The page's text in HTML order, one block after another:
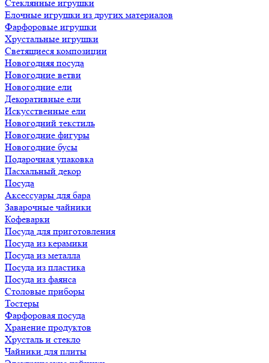
Стеклянные игрушки
Елочные игрушки из других материалов
Фарфоровые игрушки
Хрустальные игрушки
Светящиеся композиции
Новогодняя посуда
Новогодние ветви
Новогодние ели
Декоративные ели
Искусственные ели
Новогодний текстиль
Новогодние фигуры
Новогодние бусы
Подарочная упаковка
Пасхальный декор
Посуда
Аксессуары для бара
Заварочные чайники
Кофеварки
Посуда для приготовления
Посуда из керамики
Посуда из металла
Посуда из пластика
Посуда из фаянса
Столовые приборы
Тостеры
Фарфоровая посуда
Хранение продуктов
Хрусталь и стекло
Чайники для плиты